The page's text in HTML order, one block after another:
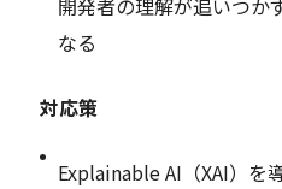
開発者の理解が追いつか
なる
対応策
Explainable AI（XAI）を